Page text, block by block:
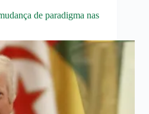
de paradigma nas